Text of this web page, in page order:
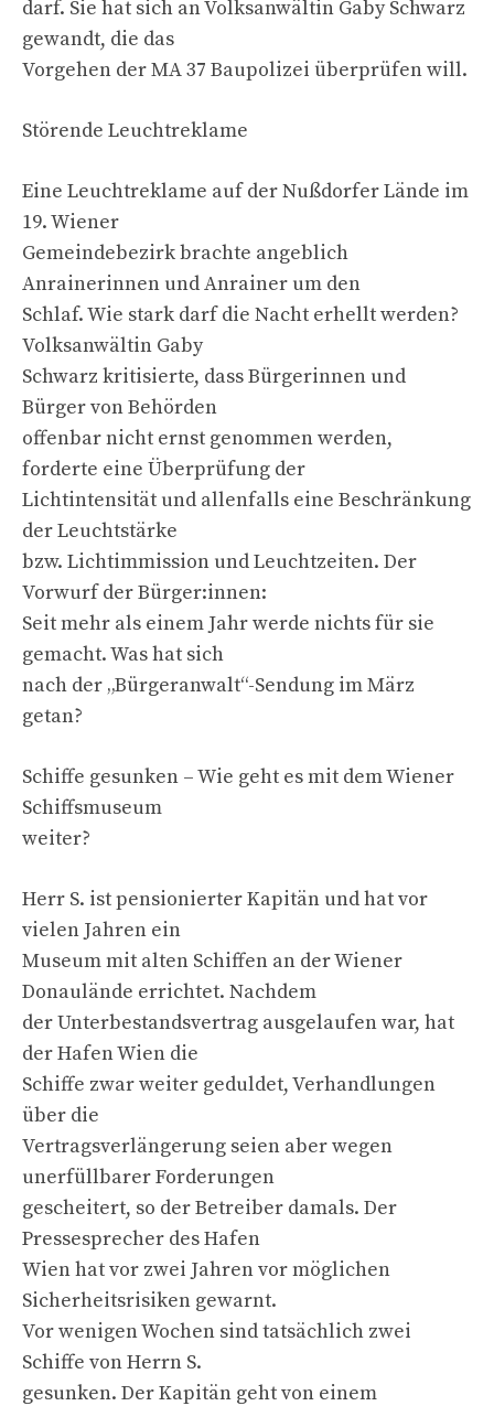
darf. Sie hat sich an Volksanwältin Gaby Schwarz
gewandt, die das
Vorgehen der MA 37 Baupolizei überprüfen will.
Störende Leuchtreklame
Eine Leuchtreklame auf der Nußdorfer Lände im
19. Wiener
Gemeindebezirk brachte angeblich
Anrainerinnen und Anrainer um den
Schlaf. Wie stark darf die Nacht erhellt werden?
Volksanwältin Gaby
Schwarz kritisierte, dass Bürgerinnen und
Bürger von Behörden
offenbar nicht ernst genommen werden,
forderte eine Überprüfung der
Lichtintensität und allenfalls eine Beschränkung
der Leuchtstärke
bzw. Lichtimmission und Leuchtzeiten. Der
Vorwurf der Bürger:innen:
Seit mehr als einem Jahr werde nichts für sie
gemacht. Was hat sich
nach der „Bürgeranwalt“-Sendung im März
getan?
Schiffe gesunken – Wie geht es mit dem Wiener
Schiffsmuseum
weiter?
Herr S. ist pensionierter Kapitän und hat vor
vielen Jahren ein
Museum mit alten Schiffen an der Wiener
Donaulände errichtet. Nachdem
der Unterbestandsvertrag ausgelaufen war, hat
der Hafen Wien die
Schiffe zwar weiter geduldet, Verhandlungen
über die
Vertragsverlängerung seien aber wegen
unerfüllbarer Forderungen
gescheitert, so der Betreiber damals. Der
Pressesprecher des Hafen
Wien hat vor zwei Jahren vor möglichen
Sicherheitsrisiken gewarnt.
Vor wenigen Wochen sind tatsächlich zwei
Schiffe von Herrn S.
gesunken. Der Kapitän geht von einem